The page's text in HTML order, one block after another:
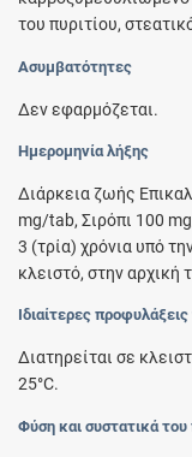
του πυριτίου,
Ασυμβατότητες
Δεν εφαρμόζεται.
Ημερομηνία λήξης
Διάρκεια ζωής
mg/tab, Σιρόπι 100
3 (τρία) χρόνια υπό
κλειστό, στην αρχική
Ιδιαίτερες
Διατηρείται σε
25°C.
Φύση και συστατικά του